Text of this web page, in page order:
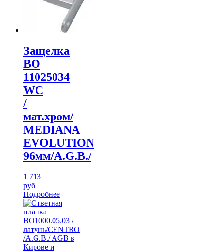
Защелка
ВО
11025034
WC
/
мат.хром/
MEDIANA
EVOLUTION
96мм/A.G.B./
1 713
руб.
Подробнее